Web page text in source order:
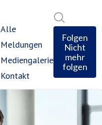
Alle
Meldungen
Mediengalerie
Kontakt
Folgen
Nicht
mehr
folgen